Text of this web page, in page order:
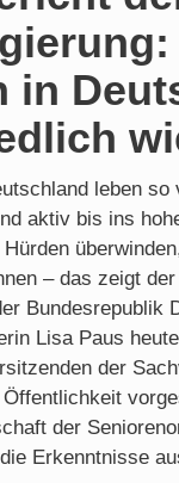
in
leben
aktiv bis ins
– das zeigt
Bundesrepublik
Lisa Paus
der
der
Erkenntnisse